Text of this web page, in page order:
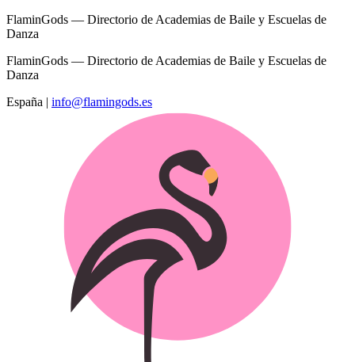
FlaminGods — Directorio de Academias de Baile y Escuelas de
Danza
FlaminGods — Directorio de Academias de Baile y Escuelas de
Danza
España | info@flamingods.es